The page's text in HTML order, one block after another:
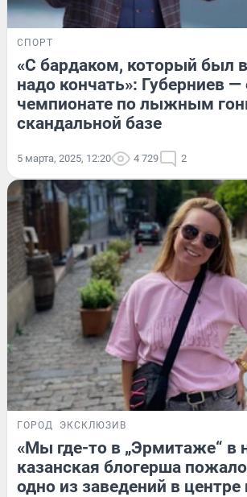
СПОРТ
«С бардаком, который был
надо кончать»: Губерниев —
чемпионате по лыжным
скандальной базе
5 марта, 2025, 12:20 4 729 2
ГОРОД ЭКСКЛЮЗИВ
«Мы где-то в „Эрмитаже“ в
казанская блогерша
одно из заведений в центре